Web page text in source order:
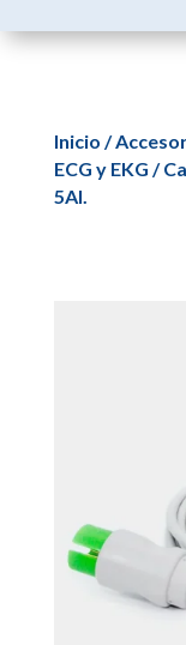
Inicio /
ECG y EKG /
5AI.